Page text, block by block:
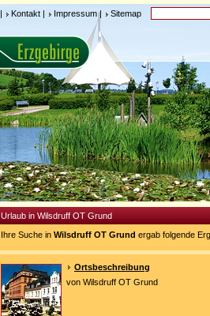
| Kontakt | Impressum| Sitemap
Urlaub in Wilsdruff OT Grund
Ihre Suche in Wilsdruff OT Grund ergab folgende
Ortsbeschreibung
von Wilsdruff OT Grund